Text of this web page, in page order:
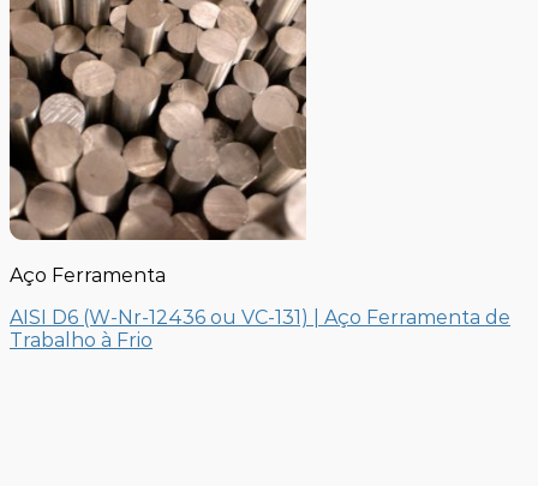
Aço Ferramenta
AISI D6 (W-Nr-12436 ou VC-131) | Aço Ferramenta de
Trabalho à Frio